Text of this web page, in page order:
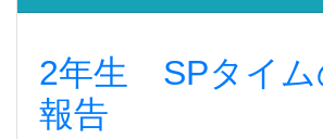
2年生 SPタイム
報告